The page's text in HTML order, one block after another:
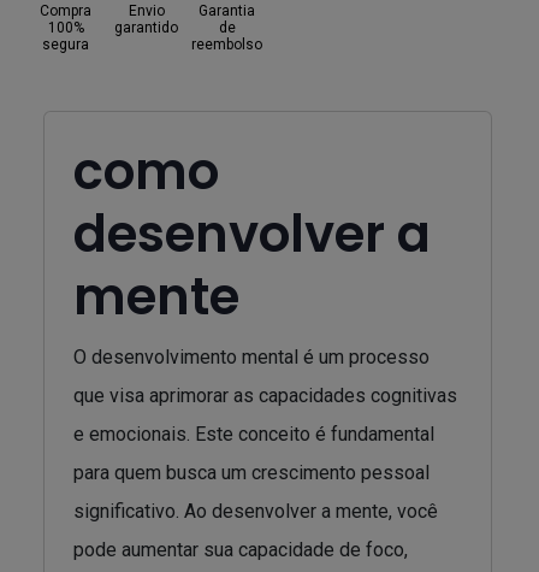
Compra
100%
segura
Envio
garantido
Garantia
de
reembolso
como
desenvolver a
mente
O desenvolvimento mental é um processo
que visa aprimorar as capacidades cognitivas
e emocionais. Este conceito é fundamental
para quem busca um crescimento pessoal
significativo. Ao desenvolver a mente, você
pode aumentar sua capacidade de foco,